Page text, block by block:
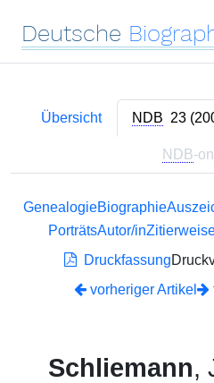
Deutsche
Übersicht NDB 23
NDB-
GenealogieBiographie
PorträtsAutor/in
Druckfassung
vorheriger Artikel
Schliemann,